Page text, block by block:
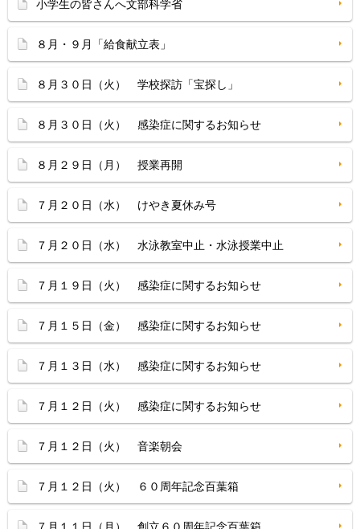
小学生の皆さんへ文部科学省
８月・９月「給食献立表」
８月３０日（火） 学校探訪「宝探し」
８月３０日（火） 感染症に関するお知らせ
８月２９日（月） 授業再開
７月２０日（水） けやき夏休み号
７月２０日（水） 水泳教室中止・水泳授業中止
７月１９日（火） 感染症に関するお知らせ
７月１５日（金） 感染症に関するお知らせ
７月１３日（水） 感染症に関するお知らせ
７月１２日（火） 感染症に関するお知らせ
７月１２日（火） 音楽朝会
７月１２日（火） ６０周年記念百葉箱